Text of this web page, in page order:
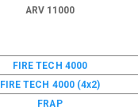
ARV 11000
FIRE TECH 4000
FIRE TECH 4000 (4x2)
FRAP